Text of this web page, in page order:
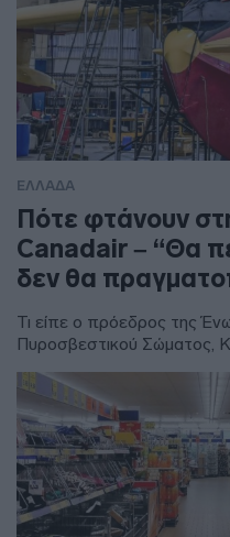
ΕΛΛΑΔΑ
Πότε φτάνουν
Canadair – “Θα
δεν θα
Τι είπε ο πρόεδρος της
Πυροσβεστικού Σώματος,